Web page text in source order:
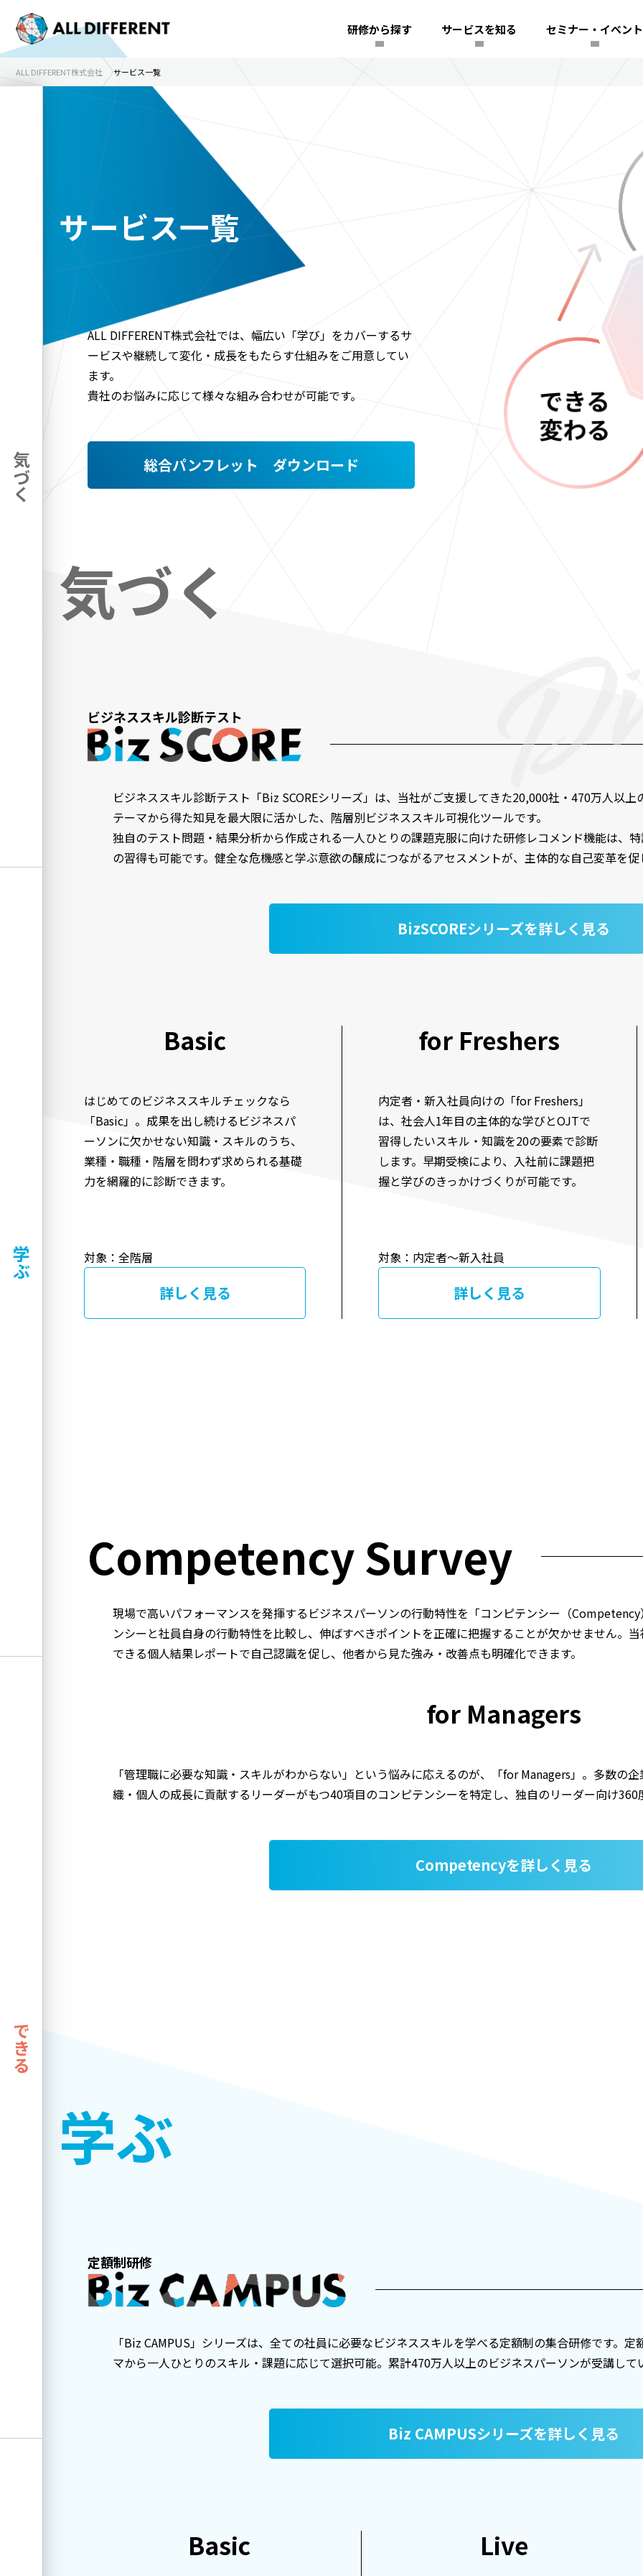
研修から探す サービスを知る セミナー・イベント
ALL DIFFERENT株式会社 サービス一覧
サービス一覧
ALL DIFFERENT株式会社では、幅広い「学び」をカバーするサ
ービスや継続して変化・成長をもたらす仕組みをご用意してい
ます。
貴社のお悩みに応じて様々な組み合わせが可能です。
総合パンフレット ダウンロード
気づく
学ぶ
できる
気づく
ビジネススキル診断テスト
ビジネススキル診断テスト「Biz SCOREシリーズ」は、当社がご支援してきた20,000社・470万人以
テーマから得た知見を最大限に活かした、階層別ビジネススキル可視化ツールです。
独自のテスト問題・結果分析から作成される一人ひとりの課題克服に向けた研修レコメンド機能は、
の習得も可能です。健全な危機感と学ぶ意欲の醸成につながるアセスメントが、主体的な自己変革を促
BizSCOREシリーズを詳しく見る
Basic
はじめてのビジネススキルチェックなら
「Basic」。成果を出し続けるビジネスパ
ーソンに欠かせない知識・スキルのうち、
業種・職種・階層を問わず求められる基礎
力を網羅的に診断できます。
対象：全階層
詳しく見る
for Freshers
内定者・新入社員向けの「for Freshers」
は、社会人1年目の主体的な学びとOJTで
習得したいスキル・知識を20の要素で診断
します。早期受検により、入社前に課題把
握と学びのきっかけづくりが可能です。
対象：内定者〜新入社員
詳しく見る
Competency Survey
現場で高いパフォーマンスを発揮するビジネスパーソンの行動特性を「コンピテンシー（
ンシーと社員自身の行動特性を比較し、伸ばすべきポイントを正確に把握することが欠かせません。
できる個人結果レポートで自己認識を促し、他者から見た強み・改善点も明確化できます。
for Managers
「管理職に必要な知識・スキルがわからない」という悩みに応えるのが、「for Managers」。多数の
織・個人の成長に貢献するリーダーがもつ40項目のコンピテンシーを特定し、独自のリーダー向け360
Competencyを詳しく見る
学ぶ
定額制研修
「Biz CAMPUS」シリーズは、全ての社員に必要なビジネススキルを学べる定額制の集合研修です。
マから一人ひとりのスキル・課題に応じて選択可能。累計470万人以上のビジネスパーソンが受講して
Biz CAMPUSシリーズを詳しく見る
Basic Live